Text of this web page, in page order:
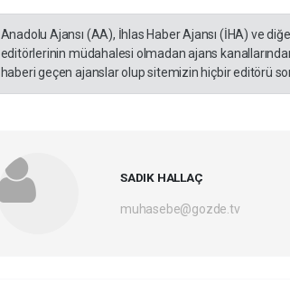
Anadolu Ajansı (AA), İhlas Haber Ajansı (İHA) ve
editörlerinin müdahalesi olmadan ajans
haberi geçen ajanslar olup sitemizin hiçbir editörü
SADIK HALLAÇ
muhasebe@gozde.tv